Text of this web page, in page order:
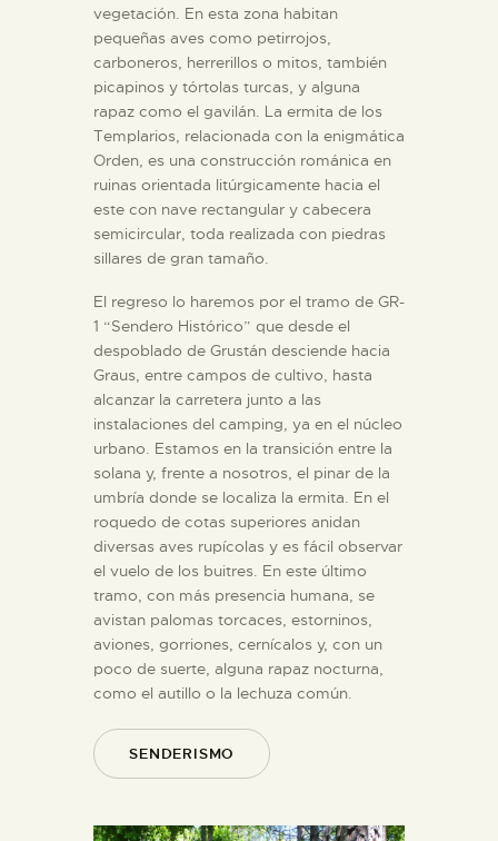
vegetación. En esta zona habitan
pequeñas aves como petirrojos,
carboneros, herrerillos o mitos, también
picapinos y tórtolas turcas, y alguna
rapaz como el gavilán. La ermita de los
Templarios, relacionada con la enigmática
Orden, es una construcción románica en
ruinas orientada litúrgicamente hacia el
este con nave rectangular y cabecera
semicircular, toda realizada con piedras
sillares de gran tamaño.
El regreso lo haremos por el tramo de GR-
1 “Sendero Histórico” que desde el
despoblado de Grustán desciende hacia
Graus, entre campos de cultivo, hasta
alcanzar la carretera junto a las
instalaciones del camping, ya en el núcleo
urbano. Estamos en la transición entre la
solana y, frente a nosotros, el pinar de la
umbría donde se localiza la ermita. En el
roquedo de cotas superiores anidan
diversas aves rupícolas y es fácil observar
el vuelo de los buitres. En este último
tramo, con más presencia humana, se
avistan palomas torcaces, estorninos,
aviones, gorriones, cernícalos y, con un
poco de suerte, alguna rapaz nocturna,
como el autillo o la lechuza común.
SENDERISMO